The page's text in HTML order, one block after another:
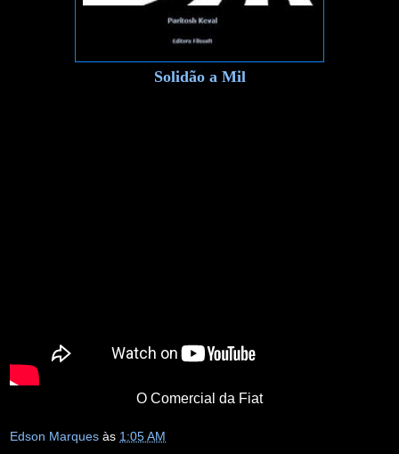
Solidão a Mil
O Comercial da Fiat
Edson Marques às 1:05 AM